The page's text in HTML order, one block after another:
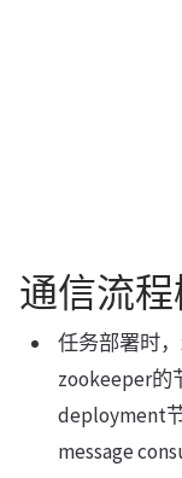
通信流
任务部署时
zookeeper的
deployment
message